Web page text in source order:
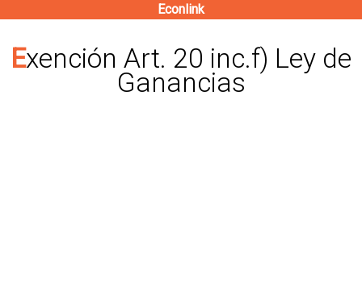
contenido
principal
Econlink
Exención Art. 20 inc.f) Ley de
Ganancias